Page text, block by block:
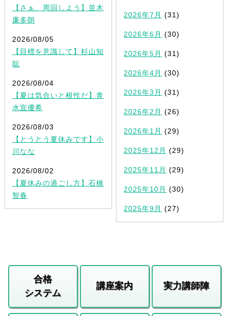
【さぁ、周回しよう】並木
廉多朗
2026/08/05
【目標を意識して】杉山知
聡
2026/08/04
【夏は気合いと根性だ】青
水宣優希
2026/08/03
【とうとう夏休みです】小
川なな
2026/08/02
【夏休みの過ごし方】石橋
智春
2026年7月 (31)
2026年6月 (30)
2026年5月 (31)
2026年4月 (30)
2026年3月 (31)
2026年2月 (26)
2026年1月 (29)
2025年12月 (29)
2025年11月 (29)
2025年10月 (30)
2025年9月 (27)
合格
システム
講座案内 実力講師陣